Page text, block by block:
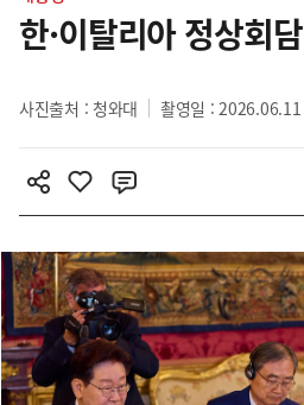
츠
영
역
한·이탈리아 정상회담
사진출처 : 청와대 촬영일 : 2026.06.11